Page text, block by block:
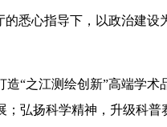
悉心指导下，以政治建设
“之江测绘创新”高端学术
弘扬科学精神，升级科